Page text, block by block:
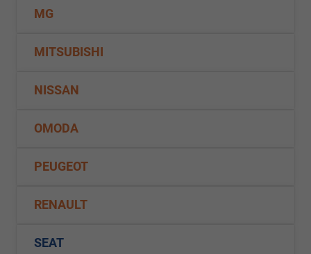
MG
MITSUBISHI
NISSAN
OMODA
PEUGEOT
RENAULT
SEAT